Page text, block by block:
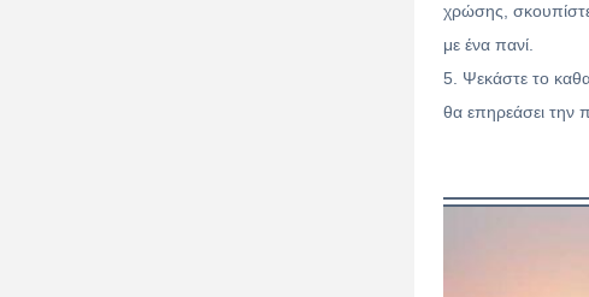
χρώσης,
με ένα πανί.
5. Ψεκάστε το
θα επηρεάσει την